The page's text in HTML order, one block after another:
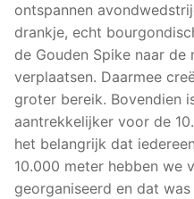
ontspannen
drankje, echt
de Gouden Spike naar
verplaatsen. Daarmee
groter bereik. Bovendien
aantrekkelijker voor de
het belangrijk dat
10.000 meter hebben we
georganiseerd en dat